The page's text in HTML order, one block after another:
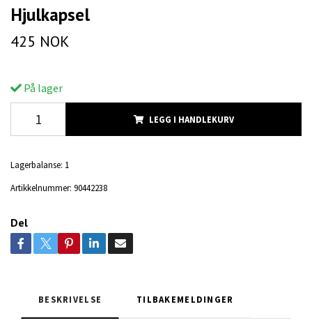
Hjulkapsel
425 NOK
På lager
LEGG I HANDLEKURV
Lagerbalanse: 1
Artikkelnummer: 90442238
Del
BESKRIVELSE TILBAKEMELDINGER